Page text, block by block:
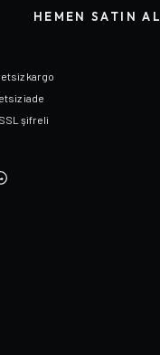
HEMEN SATIN AL
kargo
iade
şifreli